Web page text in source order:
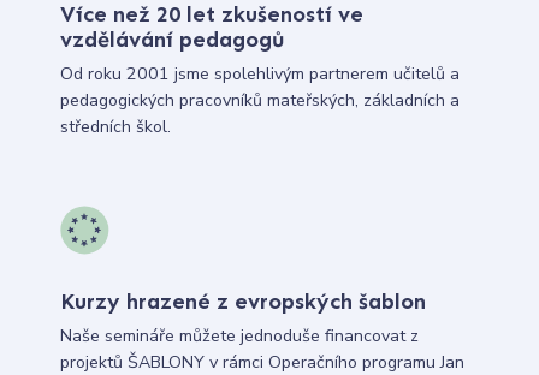
Více než 20 let zkušeností ve
vzdělávání pedagogů
Od roku 2001 jsme spolehlivým partnerem učitelů a
pedagogických pracovníků mateřských, základních a
středních škol.
Kurzy hrazené z evropských šablon
Naše semináře můžete jednoduše financovat z
projektů ŠABLONY v rámci Operačního programu Jan